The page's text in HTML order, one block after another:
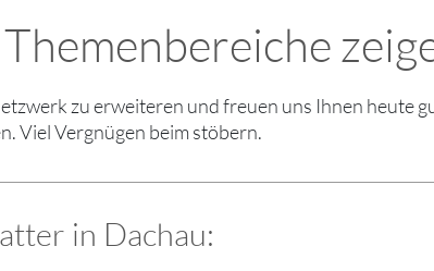
zu erweiteren und freuen uns Ihnen heute
Viel Vergnügen beim stöbern.
in Dachau: